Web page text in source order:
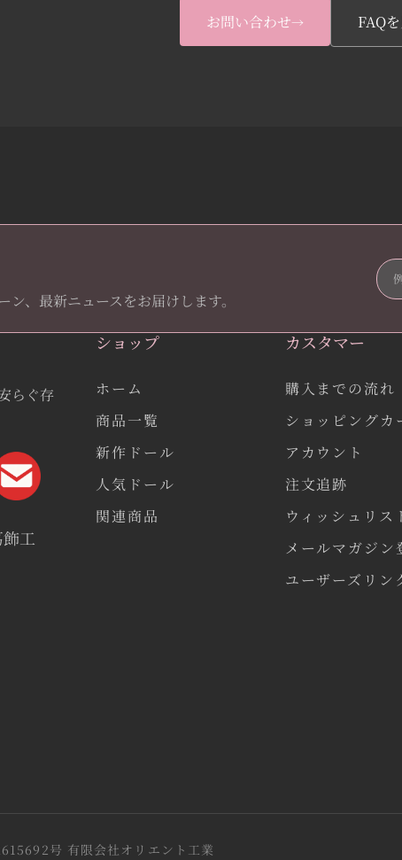
お問い合わせ→ FAQ
ン、最新ニュースをお届けします。
らぐ存
工
ショップ
ホーム
商品一覧
新作ドール
人気ドール
関連商品
カスタマー
購入までの流れ
ショッピングカ
アカウント
注文追跡
ウィッシュリス
メールマガジン
ユーザーズリン
号 有限会社オリエント工業